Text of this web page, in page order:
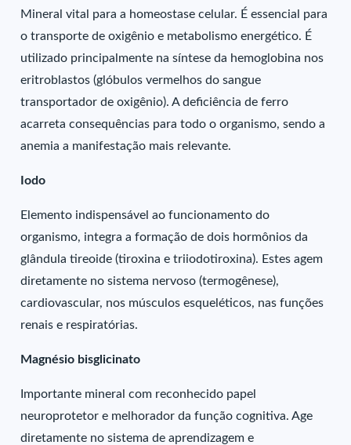
Mineral vital para a homeostase celular. É essencial para
o transporte de oxigênio e metabolismo energético. É
utilizado principalmente na síntese da hemoglobina nos
eritroblastos (glóbulos vermelhos do sangue
transportador de oxigênio). A deficiência de ferro
acarreta consequências para todo o organismo, sendo a
anemia a manifestação mais relevante.
Iodo
Elemento indispensável ao funcionamento do
organismo, integra a formação de dois hormônios da
glândula tireoide (tiroxina e triiodotiroxina). Estes agem
diretamente no sistema nervoso (termogênese),
cardiovascular, nos músculos esqueléticos, nas funções
renais e respiratórias.
Magnésio bisglicinato
Importante mineral com reconhecido papel
neuroprotetor e melhorador da função cognitiva. Age
diretamente no sistema de aprendizagem e